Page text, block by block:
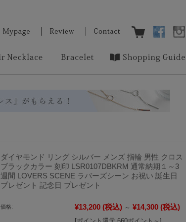
ダイヤモンド リング シルバー メンズ 指輪 男性 クロス
ブラックカラー 刻印 LSR0107DBKRM 通常納期１～3
週間 LOVERS SCENE ラバーズシーン お祝い 誕生日
プレゼント 記念日 プレゼント
価格: ¥13,200 (税込) ～ ¥14,300 (税込)